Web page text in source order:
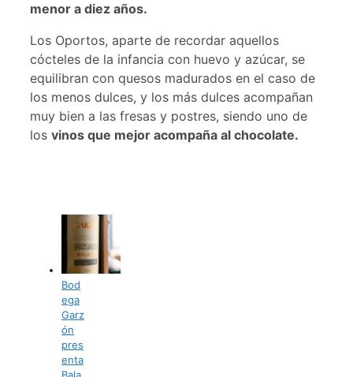
menor a diez años.
Los Oportos, aparte de recordar aquellos
cócteles de la infancia con huevo y azúcar, se
equilibran con quesos madurados en el caso de
los menos dulces, y los más dulces acompañan
muy bien a las fresas y postres, siendo uno de
los vinos que mejor acompaña al chocolate.
Bod
ega
Garz
ón
pres
enta